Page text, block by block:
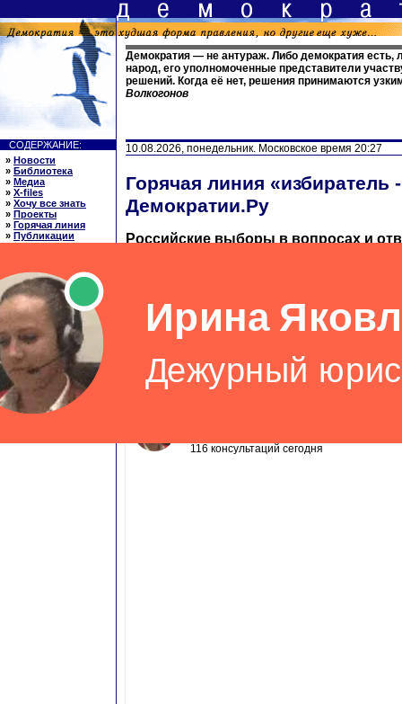
Демократия — не антураж. Либо демократия есть,
народ, его уполномоченные представители
решений. Когда её нет, решения принимаются
Волкогонов
СОДЕРЖАНИЕ:
» Новости
» Библиотека
» Медиа
» X-files
» Хочу все знать
» Проекты
» Горячая линия
» Публикации
» Ссылки
ССЫЛКИ:
10.08.2026, понедельник. Московское время 20:27
Горячая линия «избиратель
Демократии.Ру
Российские выборы в вопросах и